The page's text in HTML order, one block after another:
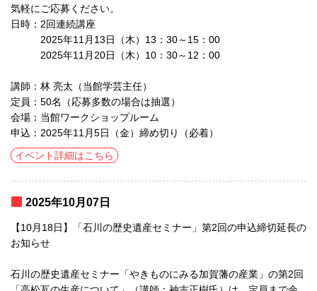
気軽にご応募ください。
日時：2回連続講座
2025年11月13日（木）13：30～15：00
2025年11月20日（木）10：30～12：00
講師：林 亮太（当館学芸主任）
定員：50名（応募多数の場合は抽選）
会場：当館ワークショップルーム
申込：2025年11月5日（金）締め切り（必着）
イベント詳細はこちら
2025年10月07日
【10月18日】「石川の歴史遺産セミナー」第2回の申込締切延長の
お知らせ
石川の歴史遺産セミナー「やきものにみる加賀藩の産業」の第2回